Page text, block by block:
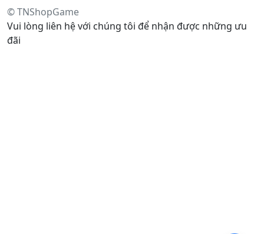
© TNShopGame
Vui lòng liên hệ với chúng tôi để nhận được những ưu
đãi